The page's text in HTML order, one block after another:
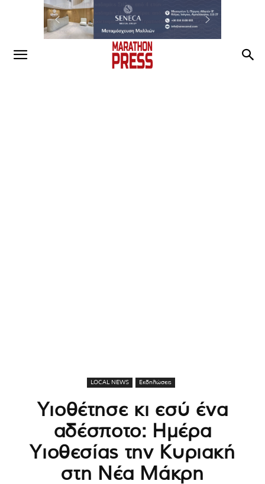
LOCAL NEWS Εκδηλώσεις
Υιοθέτησε κι εσύ ένα
αδέσποτο: Ημέρα
Υιοθεσίας την Κυριακή
στη Νέα Μάκρη